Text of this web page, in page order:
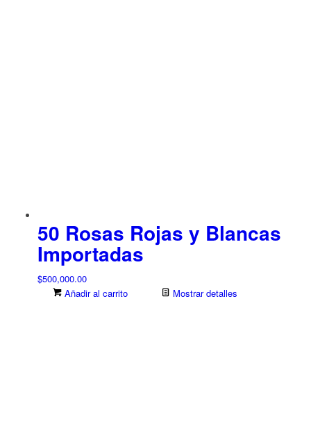
50 Rosas Rojas y Blancas
Importadas
$500,000.00
Añadir al carrito
Mostrar detalles